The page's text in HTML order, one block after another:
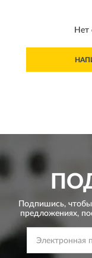
Нет
Подпишись,
предложениях,